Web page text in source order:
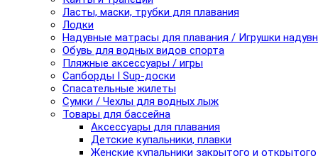
Ласты, маски, трубки для плавания
Лодки
Надувные матрасы для плавания / Игрушки
Обувь для водных видов спорта
Пляжные аксессуары / игры
Сапборды I Sup-доски
Спасательные жилеты
Сумки / Чехлы для водных лыж
Товары для бассейна
Аксессуары для плавания
Детские купальники, плавки
Женские купальники закрытого и